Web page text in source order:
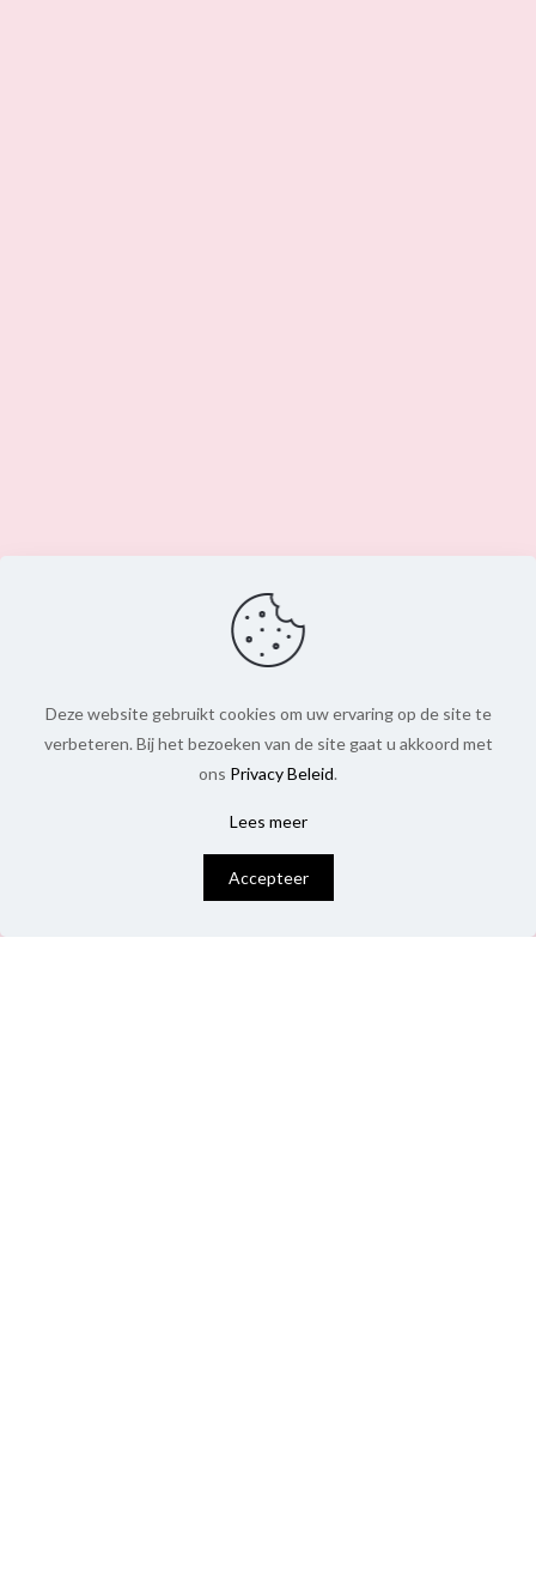
Deze website gebruikt cookies om uw ervaring op de site te
verbeteren. Bij het bezoeken van de site gaat u akkoord met
ons Privacy Beleid.
Lees meer
Accepteer